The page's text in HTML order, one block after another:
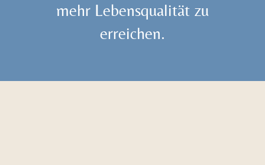
mehr Lebensqualität zu
erreichen.